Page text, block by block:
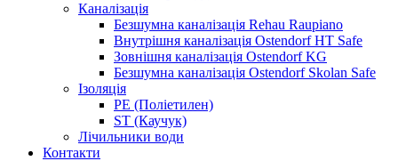
Каналізація
Безшумна каналізація Rehau Raupiano
Внутрішня каналізація Ostendorf HT Safe
Зовнішня каналізація Ostendorf KG
Безшумна каналізація Ostendorf Skolan Safe
Ізоляція
PE (Поліетилен)
ST (Каучук)
Лічильники води
Контакти